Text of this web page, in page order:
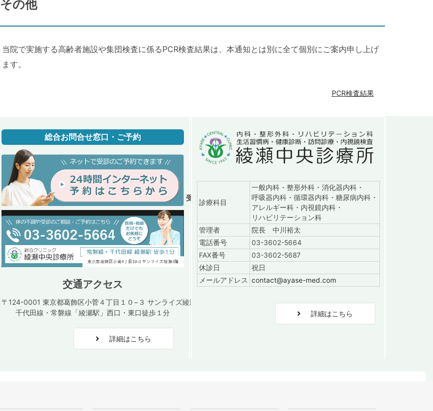
その他
当院で実施する高齢者施設や集団検査に係るPCR検査結果は、本通知とは別に全て個別にご案内申し上げ
ます。
PCR検査結果
総合お問合せ窓口・ご予約
受付時間：診察日9:00～18:15（土は16:45、日は12:15まで）
交通アクセス
〒124-0001 東京都葛飾区小菅４丁目１０−３ サンライズ綾瀬４階
千代田線・常磐線「綾瀬駅」西口・東口徒歩１分
詳細はこちら
診療科目
一般内科・整形外科・消化器内科・
呼吸器内科・循環器内科・糖尿病内科・
アレルギー科・内視鏡内科・
リハビリテーション科
管理者
院長 中川裕太
電話番号
03-3602-5664
FAX番号
03-3602-5687
休診日
祝日
メールアドレス contact@ayase-med.com
詳細はこちら